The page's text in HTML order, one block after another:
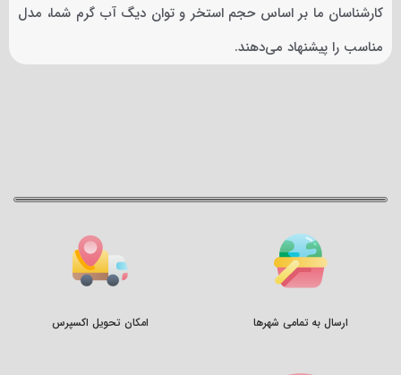
کارشناسان ما بر اساس حجم استخر و توان دیگ آب گرم شما، مدل
مناسب را پیشنهاد می‌دهند.
ارسال به تمامی شهرها امکان تحویل اکسپرس